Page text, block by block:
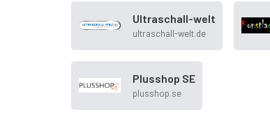
Ultraschall-welt
ultraschall-welt.de
Plusshop SE
plusshop.se